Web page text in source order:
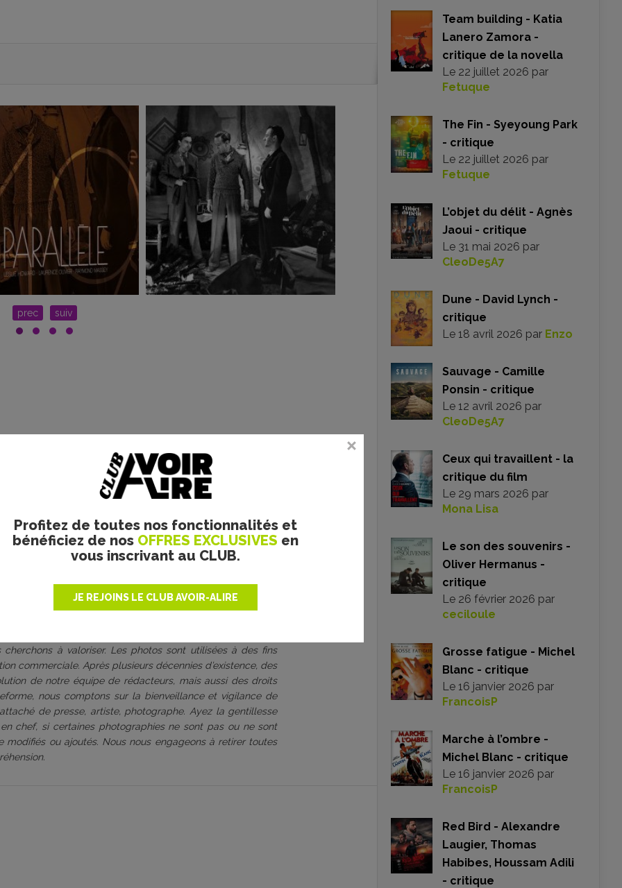
Profitez de toutes nos fonctionnalités et
bénéficiez de nos OFFRES EXCLUSIVES en
vous inscrivant au CLUB.
JE REJOINS LE CLUB AVOIR-ALIRE
prec suiv
Merci d’indiquer ci-dessous l’identifiant personnel qui vous a été fourni. Si vous n’êtes
à valoriser. Les photos sont utilisées à des fins
commerciale. Après plusieurs décennies d’existence, des
de notre équipe de rédacteurs, mais aussi des droits
nous comptons sur la bienveillance et vigilance de
de presse, artiste, photographe. Ayez la gentillesse
chef, si certaines photographies ne sont pas ou ne sont
ou ajoutés. Nous nous engageons à retirer toutes
Team building - Katia
Lanero Zamora -
critique de la novella
Le 22 juillet 2026 par
Fetuque
The Fin - Syeyoung Park
- critique
Le 22 juillet 2026 par
Fetuque
L’objet du délit - Agnès
Jaoui - critique
Le 31 mai 2026 par
CleoDe5A7
Dune - David Lynch -
critique
Le 18 avril 2026 par Enzo
Sauvage - Camille
Ponsin - critique
Le 12 avril 2026 par
CleoDe5A7
Ceux qui travaillent - la
critique du film
Le 29 mars 2026 par
Mona Lisa
Le son des souvenirs -
Oliver Hermanus -
critique
Le 26 février 2026 par
ceciloule
Grosse fatigue - Michel
Blanc - critique
Le 16 janvier 2026 par
FrancoisP
Marche à l’ombre -
Michel Blanc - critique
Le 16 janvier 2026 par
FrancoisP
Red Bird - Alexandre
Laugier, Thomas
Habibes, Houssam Adili
- critique